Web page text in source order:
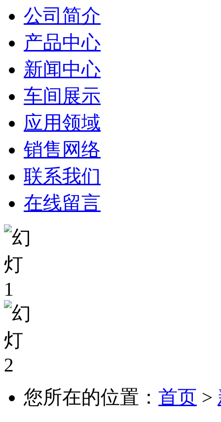
公司简介
产品中心
新闻中心
车间展示
应用领域
销售网络
联系我们
在线留言
您所在的位置： 首页 >